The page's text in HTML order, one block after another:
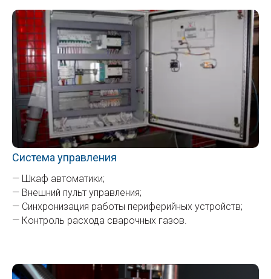
Система управления
— Шкаф автоматики;
— Внешний пульт управления;
— Синхронизация работы периферийных устройств;
— Контроль расхода сварочных газов.